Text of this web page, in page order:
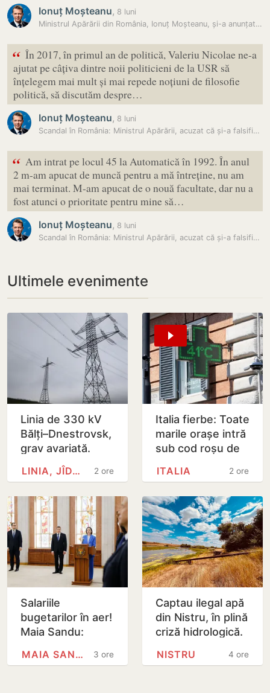
Ionuț Moșteanu, 8 luni
Ministrul Apărării din România, Ionuț Moșteanu, și-a anunțat…
“ În 2017, în primul an de politică, Valeriu Nicolae ne-a
ajutat pe câțiva dintre noii politicieni de la USR să
înțelegem mai mult și mai repede noțiuni de filosofie
politică, să discutăm despre…
Ionuț Moșteanu, 8 luni
Scandal în România: Ministrul Apărării, acuzat că și-a falsificat…
“ Am intrat pe locul 45 la Automatică în 1992. În anul
2 m-am apucat de muncă pentru a mă întreține, nu am
mai terminat. M-am apucat de o nouă facultate, dar nu a
fost atunci o prioritate pentru mine să…
Ionuț Moșteanu, 8 luni
Scandal în România: Ministrul Apărării, acuzat că și-a falsificat…
Ultimele evenimente
Linia de 330 kV
Bălți–Dnestrovsk,
grav avariată.
Restabilirea ar
putea dura peste
2 ore
LINIA, JÎDACIV
Italia fierbe: Toate
marile orașe intră
sub cod roșu de
2 ore
ITALIA
Salariile
bugetarilor în aer!
Maia Sandu:
septembrie ar
3 ore
MAIA SANDU
Captau ilegal apă
din Nistru, în plină
criză hidrologică.
Criuleni, amendați
4 ore
NISTRU